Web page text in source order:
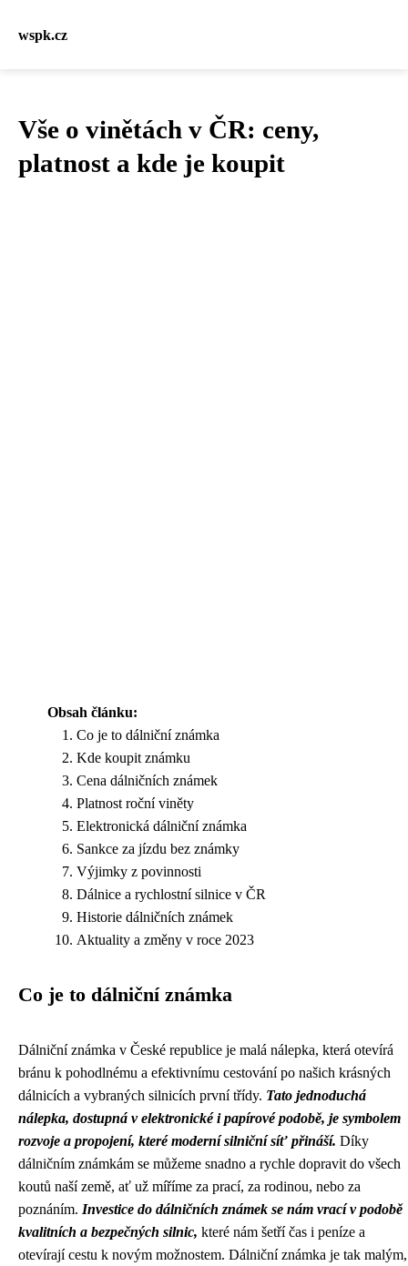
wspk.cz
Vše o vinětách v ČR: ceny,
platnost a kde je koupit
Obsah článku:
Co je to dálniční známka
Kde koupit známku
Cena dálničních známek
Platnost roční viněty
Elektronická dálniční známka
Sankce za jízdu bez známky
Výjimky z povinnosti
Dálnice a rychlostní silnice v ČR
Historie dálničních známek
Aktuality a změny v roce 2023
Co je to dálniční známka
Dálniční známka v České republice je malá nálepka, která otevírá
bránu k pohodlnému a efektivnímu cestování po našich krásných
dálnicích a vybraných silnicích první třídy. Tato jednoduchá
nálepka, dostupná v elektronické i papírové podobě, je symbolem
rozvoje a propojení, které moderní silniční síť přináší. Díky
dálničním známkám se můžeme snadno a rychle dopravit do všech
koutů naší země, ať už míříme za prací, za rodinou, nebo za
poznáním. Investice do dálničních známek se nám vrací v podobě
kvalitních a bezpečných silnic, které nám šetří čas i peníze a
otevírají cestu k novým možnostem. Dálniční známka je tak malým,